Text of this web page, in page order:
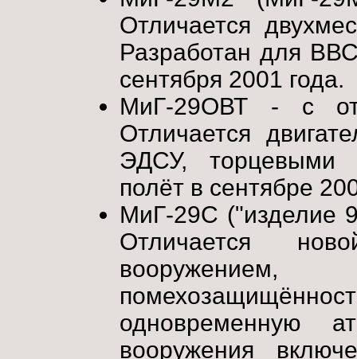
Отличается
Разработан для
сентября 2001 года.
МиГ-29ОВТ - с
Отличается
ЭДСУ, торцевыми
полёт в сентябре
МиГ-29С ("изделие
Отличается
одновременную
вооружения